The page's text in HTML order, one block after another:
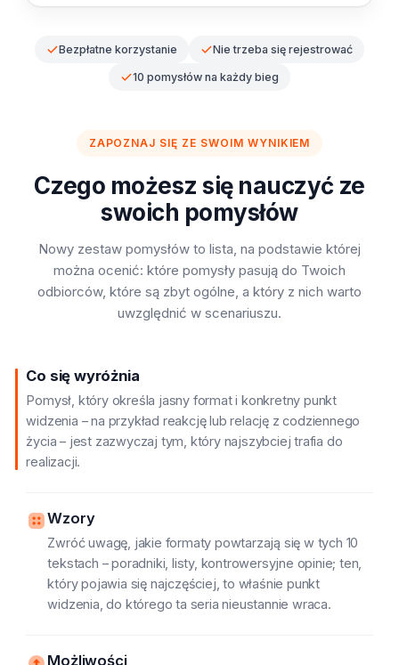
Bezpłatne korzystanie Nie trzeba się rejestrować
10 pomysłów na każdy bieg
ZAPOZNAJ SIĘ ZE SWOIM WYNIKIEM
Czego możesz się nauczyć ze
swoich pomysłów
Nowy zestaw pomysłów to lista, na podstawie której
można ocenić: które pomysły pasują do Twoich
odbiorców, które są zbyt ogólne, a który z nich warto
uwzględnić w scenariuszu.
Co się wyróżnia
Pomysł, który określa jasny format i konkretny punkt
widzenia – na przykład reakcję lub relację z codziennego
życia – jest zazwyczaj tym, który najszybciej trafia do
realizacji.
Wzory
Zwróć uwagę, jakie formaty powtarzają się w tych 10
tekstach – poradniki, listy, kontrowersyjne opinie; ten,
który pojawia się najczęściej, to właśnie punkt
widzenia, do którego ta seria nieustannie wraca.
Możliwości